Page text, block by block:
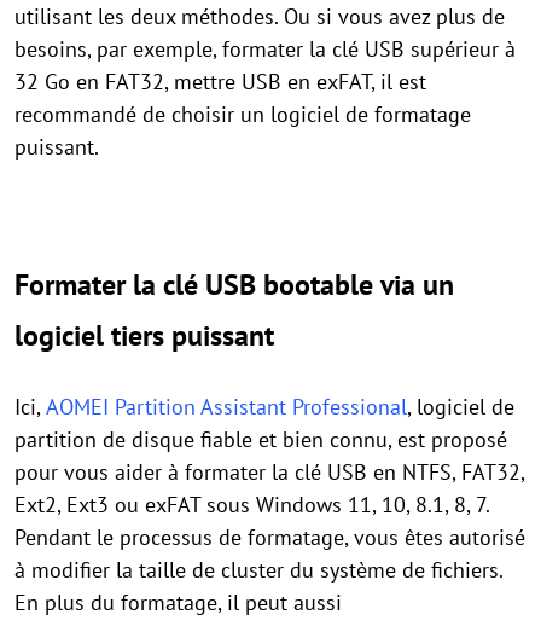
utilisant les deux méthodes. Ou si vous avez plus de
besoins, par exemple, formater la clé USB supérieur à
32 Go en FAT32, mettre USB en exFAT, il est
recommandé de choisir un logiciel de formatage
puissant.
Formater la clé USB bootable via un
logiciel tiers puissant
Ici,AOMEI Partition Assistant Professional, logiciel de
partition de disque fiable et bien connu, est proposé
pour vous aider à formater la clé USB en NTFS, FAT32,
Ext2, Ext3 ou exFAT sous Windows 11, 10, 8.1, 8, 7.
Pendant le processus de formatage, vous êtes autorisé
à modifier la taille de cluster du système de fichiers.
En plus du formatage, il peut aussi